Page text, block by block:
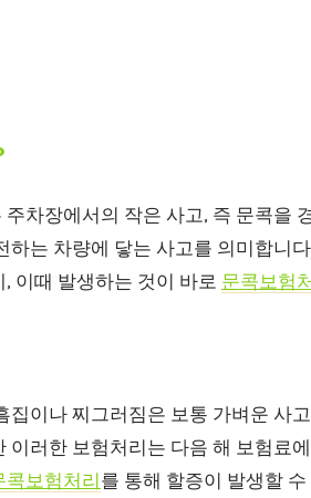
차장에서의 작은 사고, 즉 문콕을
하는 차량에 닿는 사고를 의미합니
이때 발생하는 것이 바로 문콕보험
집이나 찌그러짐은 보통 가벼운 사
이러한 보험처리는 다음 해 보험료
콕보험처리 를 통해 할증이 발생할